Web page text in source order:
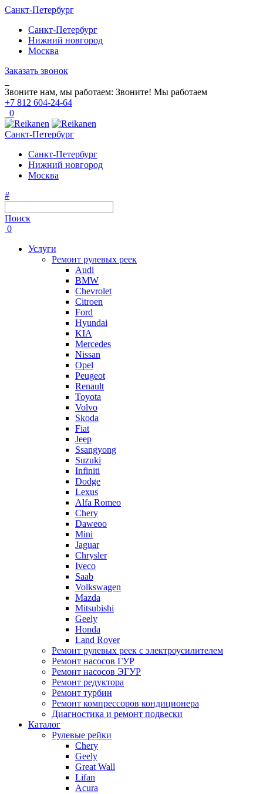
Санкт-Петербург
Санкт-Петербург
Нижний новгород
Москва
Заказать звонок
Звоните нам, мы работаем: Звоните! Мы работаем
+7 812 604-24-64
0
Санкт-Петербург
Санкт-Петербург
Нижний новгород
Москва
#
Поиск
0
Услуги
Ремонт рулевых реек
Audi
BMW
Chevrolet
Citroen
Ford
Hyundai
KIA
Mercedes
Nissan
Opel
Peugeot
Renault
Toyota
Volvo
Skoda
Fiat
Jeep
Ssangyong
Suzuki
Infiniti
Dodge
Lexus
Alfa Romeo
Chery
Daweoo
Mini
Jaguar
Chrysler
Iveco
Saab
Volkswagen
Mazda
Mitsubishi
Geely
Honda
Land Rover
Ремонт рулевых реек с электроусилителем
Ремонт насосов ГУР
Ремонт насосов ЭГУР
Ремонт редуктора
Ремонт турбин
Ремонт компрессоров кондиционера
Диагностика и ремонт подвески
Каталог
Рулевые рейки
Chery
Geely
Great Wall
Lifan
Acura